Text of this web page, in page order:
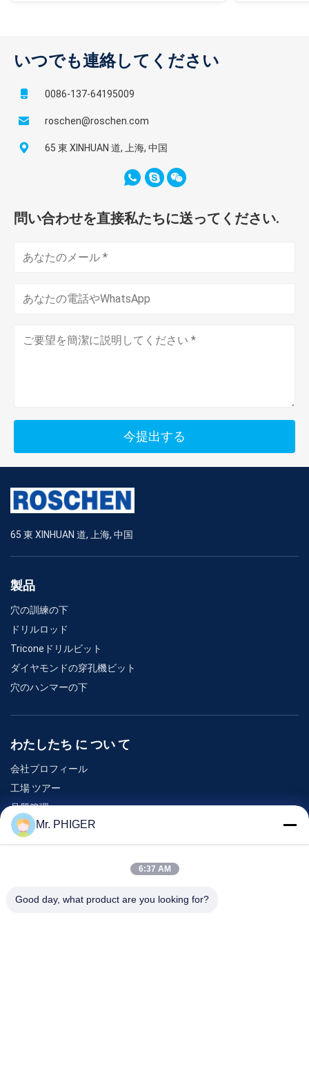
いつでも連絡してください
0086-137-64195009
roschen@roschen.com
65 東 XINHUAN 道, 上海, 中国
問い合わせを直接私たちに送ってください.
今提出する
65 東 XINHUAN 道, 上海, 中国
製品
穴の訓練の下
ドリルロッド
Triconeドリルビット
ダイヤモンドの穿孔機ビット
穴のハンマーの下
わたしたち に つい て
会社プロフィール
工場 ツアー
品質管理
地図
連絡 ください
イベント
Mr. PHIGER
6:37 AM
Good day, what product are you looking for?